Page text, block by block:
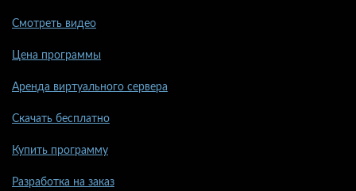
Смотреть видео
Цена программы
Аренда виртуального сервера
Скачать бесплатно
Купить программу
Разработка на заказ